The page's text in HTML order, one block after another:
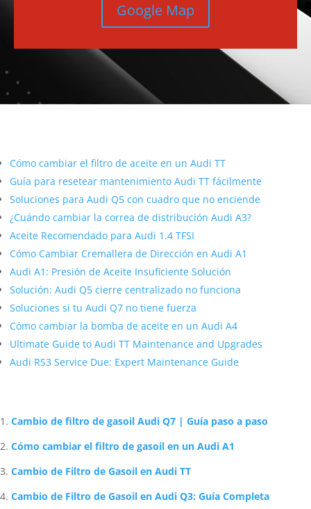
Google Map
Cómo cambiar el filtro de aceite en un Audi TT
Guía para resetear mantenimiento Audi TT fácilmente
Soluciones para Audi Q5 con cuadro que no enciende
¿Cuándo cambiar la correa de distribución Audi A3?
Aceite Recomendado para Audi 1.4 TFSI
Cómo Cambiar Cremallera de Dirección en Audi A1
Audi A1: Presión de Aceite Insuficiente Solución
Solución: Audi Q5 cierre centralizado no funciona
Soluciones si tu Audi Q7 no tiene fuerza
Cómo cambiar la bomba de aceite en un Audi A4
Ultimate Guide to Audi TT Maintenance and Upgrades
Audi RS3 Service Due: Expert Maintenance Guide
Cambio de filtro de gasoil Audi Q7 | Guía paso a paso
Cómo cambiar el filtro de gasoil en un Audi A1
Cambio de Filtro de Gasoil en Audi TT
Cambio de Filtro de Gasoil en Audi Q3: Guía Completa